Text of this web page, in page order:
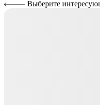
Выберите